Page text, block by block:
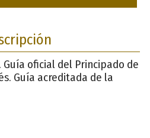
oficial del Principado de
Guía acreditada de la